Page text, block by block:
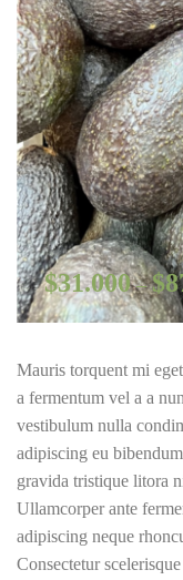
$31.000–$
Mauris torquent mi
a fermentum vel a a
vestibulum nulla
adipiscing eu
gravida tristique litora
Ullamcorper ante
adipiscing neque
Consectetur